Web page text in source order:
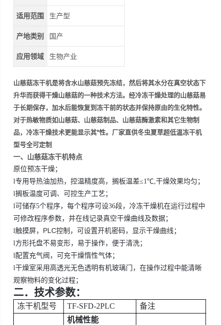
适用范围 生产型
产地类别 国产
应用领域 生物产业
山慈菇冻干机是将含水山慈菇预先冻结，然后将其水分在真空状态下
升华而获得干燥山慈菇的一种技术方法。经冷冻干燥处理的山慈菇易
于长期保存，加水后能恢复到冻干前的状态并保持原由的生化特性。
对于热敏物质如山慈菇、山慈菇制品、山慈菇酶激素和其它生物制
品，冷冻干燥技术更能显示其*性。厂家直供冬虫夏草超低温冻干机
型号全可定制
一、山慈菇冻干机特点
原位预冻干燥；
l专用导热油加热，控温精度高，搁板温差≤1℃,干燥效果均匀；
l搁板温度可调、可控生产工艺；
l可储存5个程序，每个程序可设36段，冷冻干燥机在运行过程中
可修改程序参数，并在线记录真空干燥曲线及数据；
l触摸屏， PLC控制， 可设置开机密码，
显示干燥曲线；
l方形托盘不易变形，易于操作，便于清洗；
l配置充气阀，可充干燥惰性气体；
l干燥室采用高透光无色透明有机玻璃门，在操作过程中能清晰
观察物料的变化过程；
二．技术参数：
冻干机型号 TF-SFD-2PLC
备注
机械性能